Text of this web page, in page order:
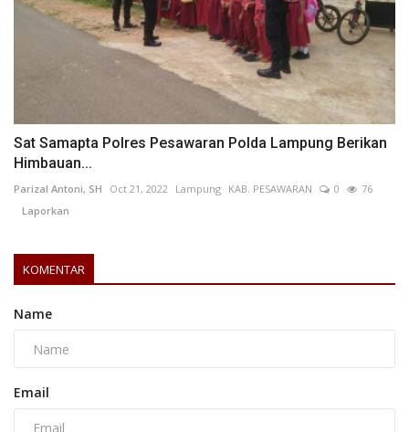
Sat Samapta Polres Pesawaran Polda Lampung Berikan
Himbauan...
Parizal Antoni, SH Oct 21, 2022 Lampung KAB. PESAWARAN 0
76
Laporkan
KOMENTAR
Name
Email